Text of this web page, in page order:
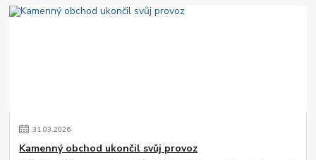
31.03.2026
Kamenný obchod ukončil svůj provoz